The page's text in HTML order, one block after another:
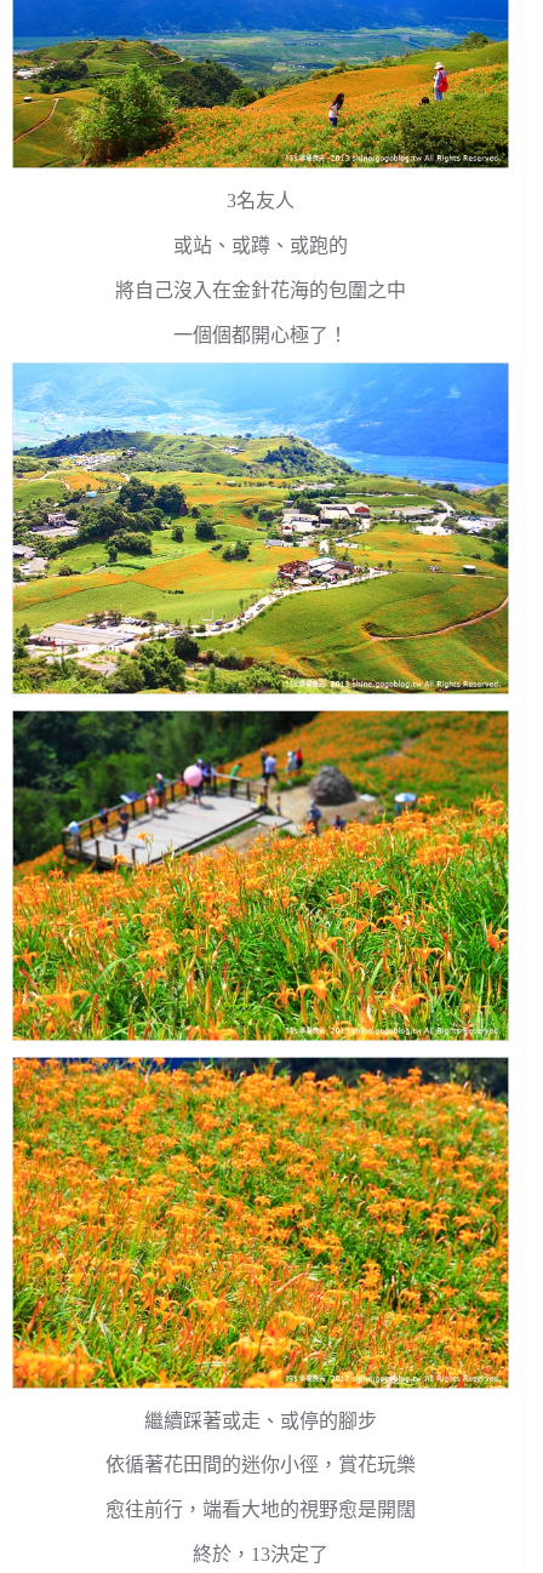
3名友人
或站、或蹲、或跑的
將自己沒入在金針花海的包圍之中
一個個都開心極了！
繼續踩著或走、或停的腳步
依循著花田間的迷你小徑，賞花玩樂
愈往前行，端看大地的視野愈是開闊
終於，13決定了